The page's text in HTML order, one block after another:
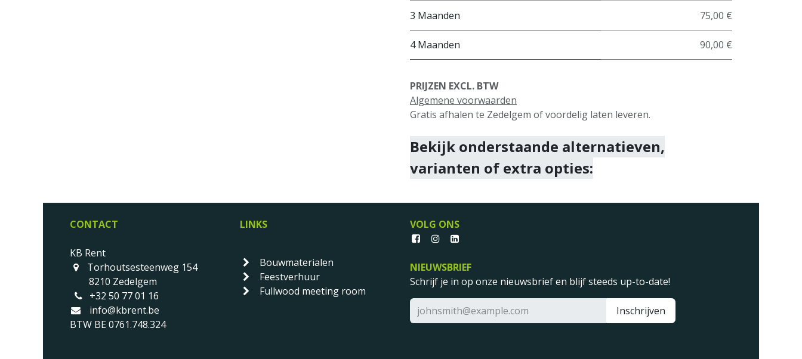
3 Maanden 75,00 €
4 Maanden 90,00 €
PRIJZEN EXCL. BTW
Algemene voorwaarden
Gratis afhalen te Zedelgem of voordelig laten leveren.
Bekijk onderstaande alternatieven,
varianten of extra opties:
CONTACT
KB Rent
Torhoutsesteenweg 154
8210 Zedelgem
+32 50 77 01 16
info@kbrent.be
BTW BE 0761.748.324
LINKS
Bouwmaterialen
Feestverhuur
Fullwood meeting room
VOLG ONS
NIEUWSBRIEF
Schrijf je in op onze nieuwsbrief en blijf steeds up-to-date!
Inschrijven